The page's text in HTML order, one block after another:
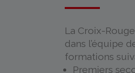
La Croix-
dans l’équipe
formations
Premiers